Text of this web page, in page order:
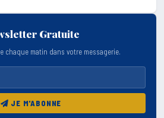
Gratuite
chaque matin dans votre messagerie.
JE M'ABONNE